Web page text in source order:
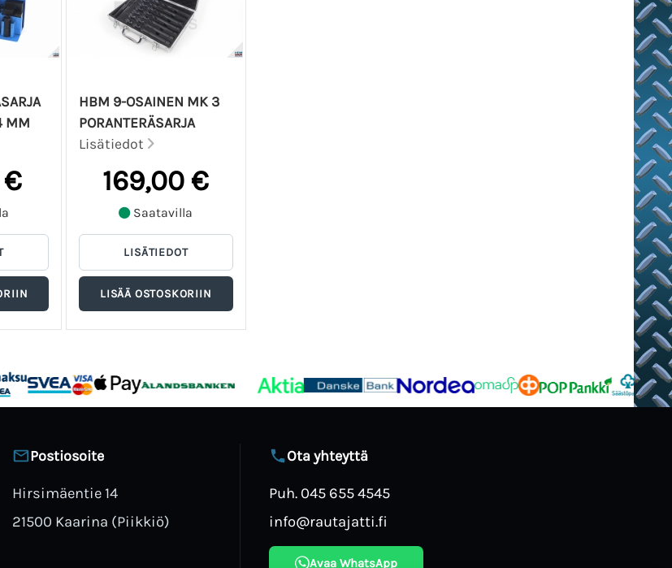
MM
€
HBM 9-OSAINEN MK 3
PORANTERÄSARJA
Lisätiedot
169,00 €
Saatavilla
Postiosoite
Hirsimäentie 14
21500 Kaarina (Piikkiö)
Ota yhteyttä
Puh. 045 655 4545
info@rautajatti.fi
Avaa WhatsApp